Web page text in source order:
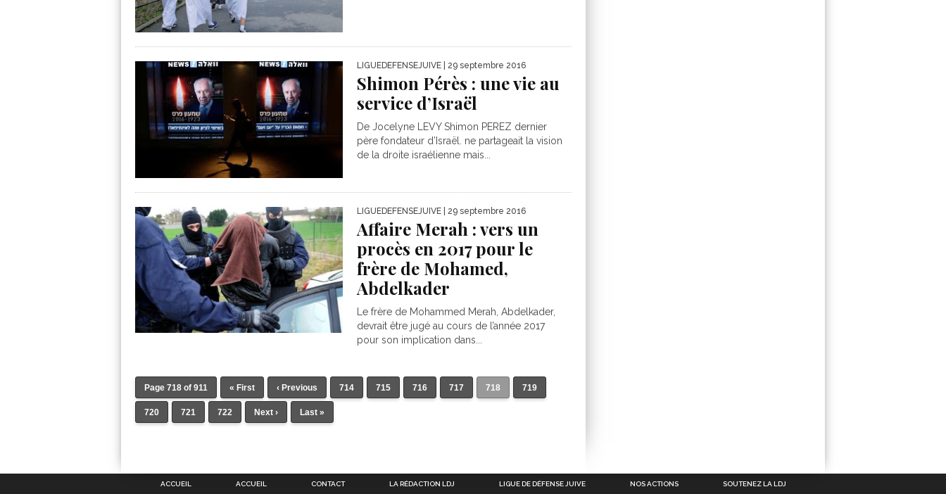
LIGUEDEFENSEJUIVE | 29 septembre 2016
Shimon Pérès : une vie au
service d’Israël
De Jocelyne LEVY Shimon PEREZ dernier
père fondateur d’Israël. ne partageait la vision
de la droite israélienne mais...
LIGUEDEFENSEJUIVE | 29 septembre 2016
Affaire Merah : vers un
procès en 2017 pour le
frère de Mohamed,
Abdelkader
Le frère de Mohammed Merah, Abdelkader,
devrait être jugé au cours de l’année 2017
pour son implication dans...
Page 718 of 911 « First ‹ Previous 714 715 716 717 718 719
720 721 722 Next › Last »
ACCUEIL ACCUEIL CONTACT LA RÉDACTION LDJ LIGUE DE DÉFENSE JUIVE NOS ACTIONS SOUTENEZ LA LDJ